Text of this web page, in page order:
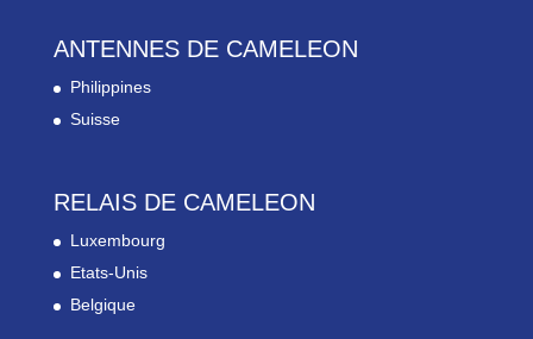
ANTENNES DE CAMELEON
Philippines
Suisse
RELAIS DE CAMELEON
Luxembourg
Etats-Unis
Belgique